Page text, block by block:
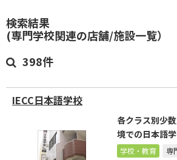
検索結果
(専門学校関連の店舗/施設一覧）
398件
IECC日本語学校
各クラス別少
境での日本語
学校・教育 専